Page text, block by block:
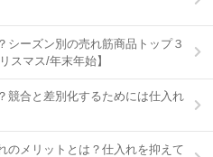
シーズン別の売れ筋商品トップ３
スマス/年末年始】
競合と差別化するためには仕入れ
のメリットとは？仕入れを抑えて